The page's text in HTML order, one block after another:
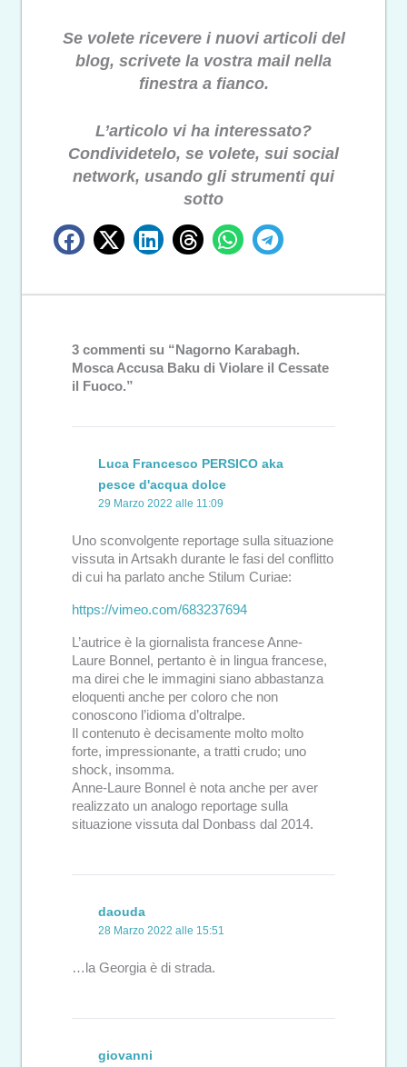
Se volete ricevere i nuovi articoli del
blog, scrivete la vostra mail nella
finestra a fianco.
L’articolo vi ha interessato?
Condividetelo, se volete, sui social
network, usando gli strumenti qui
sotto
3 commenti su “Nagorno Karabagh.
Mosca Accusa Baku di Violare il Cessate
il Fuoco.”
Luca Francesco PERSICO aka
pesce d'acqua dolce
29 Marzo 2022 alle 11:09
Uno sconvolgente reportage sulla situazione
vissuta in Artsakh durante le fasi del conflitto
di cui ha parlato anche Stilum Curiae:
https://vimeo.com/683237694
L’autrice è la giornalista francese Anne-
Laure Bonnel, pertanto è in lingua francese,
ma direi che le immagini siano abbastanza
eloquenti anche per coloro che non
conoscono l’idioma d’oltralpe.
Il contenuto è decisamente molto molto
forte, impressionante, a tratti crudo; uno
shock, insomma.
Anne-Laure Bonnel è nota anche per aver
realizzato un analogo reportage sulla
situazione vissuta dal Donbass dal 2014.
daouda
28 Marzo 2022 alle 15:51
…la Georgia è di strada.
giovanni